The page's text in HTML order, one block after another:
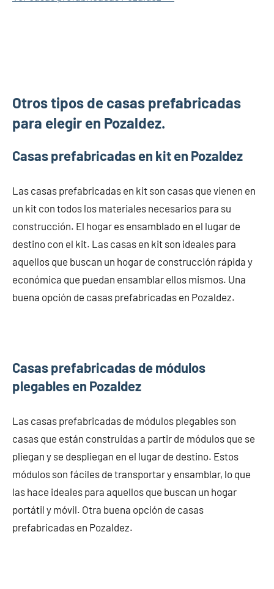
Otros tipos de casas prefabricadas
para elegir en Pozaldez.
Casas prefabricadas en kit en Pozaldez
Las casas prefabricadas en kit son casas que vienen en
un kit con todos los materiales necesarios para su
construcción. El hogar es ensamblado en el lugar de
destino con el kit. Las casas en kit son ideales para
aquellos que buscan un hogar de construcción rápida y
económica que puedan ensamblar ellos mismos. Una
buena opción de casas prefabricadas en Pozaldez.
Casas prefabricadas de módulos
plegables en Pozaldez
Las casas prefabricadas de módulos plegables son
casas que están construidas a partir de módulos que se
pliegan y se despliegan en el lugar de destino. Estos
módulos son fáciles de transportar y ensamblar, lo que
las hace ideales para aquellos que buscan un hogar
portátil y móvil. Otra buena opción de casas
prefabricadas en Pozaldez.